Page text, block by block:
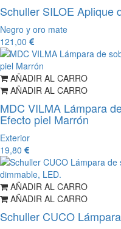
Schuller SILOE Aplique
Negro y oro mate
121,00
AÑADIR AL CARRO
AÑADIR AL CARRO
MDC VILMA Lámpara
Efecto piel Marrón
Exterior
19,80
AÑADIR AL CARRO
AÑADIR AL CARRO
Schuller CUCO